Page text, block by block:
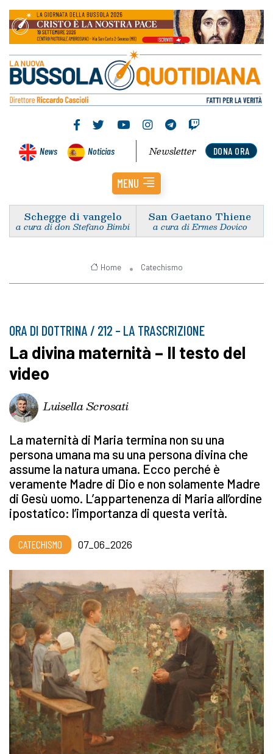
News Noticias DONA ORA
Newsletter
MENU
Schegge di vangelo
a cura di don Stefano Bimbi
San Gaetano Thiene
a cura di Ermes Dovico
Home Catechismo
ORA DI DOTTRINA / 212 – LA TRASCRIZIONE
La divina maternità – Il testo del
video
Luisella Scrosati
La maternità di Maria termina non su una
persona umana ma su una persona divina che
assume la natura umana. Ecco perché è
veramente Madre di Dio e non solamente Madre
di Gesù uomo. L’appartenenza di Maria all’ordine
ipostatico: l’importanza di questa verità.
CATECHISMO 07_06_2026